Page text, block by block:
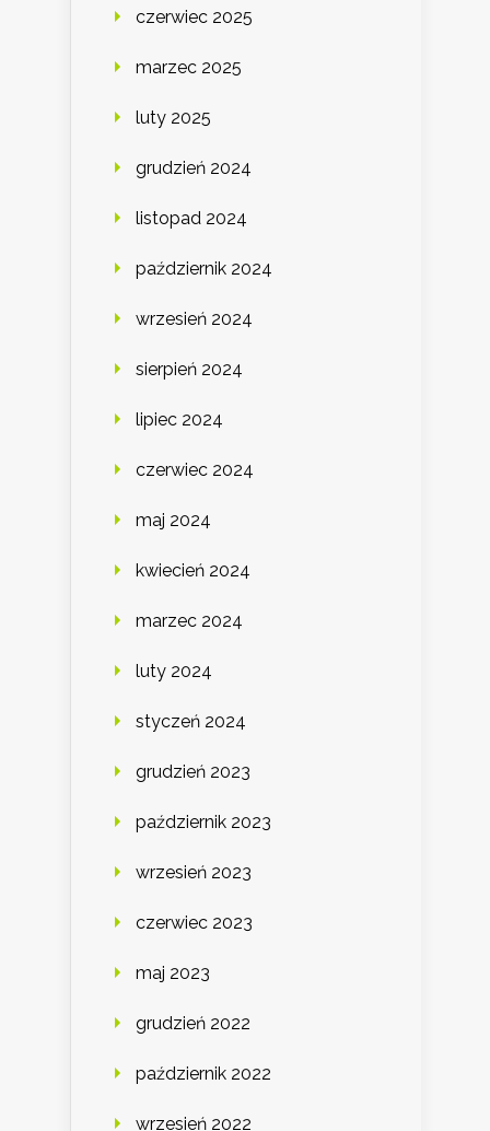
czerwiec 2025
marzec 2025
luty 2025
grudzień 2024
listopad 2024
październik 2024
wrzesień 2024
sierpień 2024
lipiec 2024
czerwiec 2024
maj 2024
kwiecień 2024
marzec 2024
luty 2024
styczeń 2024
grudzień 2023
październik 2023
wrzesień 2023
czerwiec 2023
maj 2023
grudzień 2022
październik 2022
wrzesień 2022